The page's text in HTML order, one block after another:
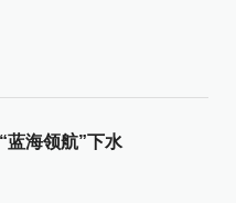
蓝海领航”下水